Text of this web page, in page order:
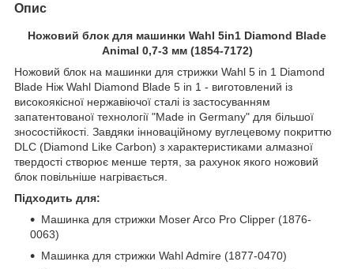
Опис
Ножовий блок для машинки Wahl 5in1 Diamond Blade
Animal 0,7-3 мм (1854-7172)
Ножовий блок на машинки для стрижки Wahl 5 in 1 Diamond
Blade Ніж Wahl Diamond Blade 5 in 1 - виготовлений із
високоякісної нержавіючої сталі із застосуванням
запатентованої технології "Made in Germany" для більшої
зносостійкості. Завдяки інноваційному вуглецевому покриттю
DLC (Diamond Like Carbon) з характеристиками алмазної
твердості створює менше тертя, за рахунок якого ножовий
блок повільніше нагрівається.
Підходить для:
Машинка для стрижки Moser Arco Pro Clipper (1876-
0063)
Машинка для стрижки Wahl Admire (1877-0470)